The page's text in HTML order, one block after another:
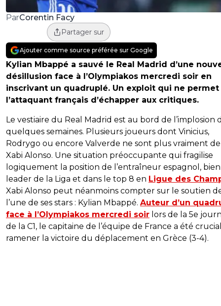
ParCorentin Facy
Partager sur
Ajouter comme source préférée sur Google
Kylian Mbappé a sauvé le Real Madrid d’une
désillusion face à l’Olympiakos mercredi soir en
inscrivant un quadruplé. Un exploit qui ne permet
l’attaquant français d’échapper aux critiques.
Le vestiaire du Real Madrid est au bord de l’implosion
quelques semaines. Plusieurs joueurs dont Vinicius,
Rodrygo ou encore Valverde ne sont plus vraiment
Xabi Alonso. Une situation préoccupante qui fragilise
logiquement la position de l’entraîneur espagnol,
leader de la Liga et dans le top 8 en Ligue des
Xabi Alonso peut néanmoins compter sur le soutien
l’une de ses stars : Kylian Mbappé. Auteur d’un
face à l’Olympiakos mercredi soir lors de la 5e
de la C1, le capitaine de l’équipe de France a été
ramener la victoire du déplacement en Grèce (3-4).